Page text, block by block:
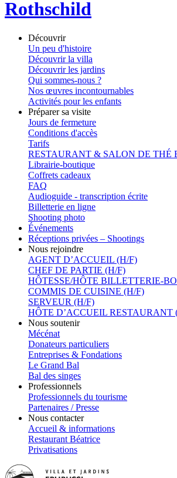
Découvrir
Un peu d'histoire
Découvrir la villa
Découvrir les jardins
Qui sommes-nous ?
Nos œuvres incontournables
Activités pour les enfants
Préparer sa visite
Jours de fermeture
Conditions d'accès
Tarifs
RESTAURANT & SALON DE THÉ
Librairie-boutique
Coffrets cadeaux
FAQ
Audioguide - transcription écrite
Billetterie en ligne
Shooting photo
Événements
Réceptions privées – Shootings
Nous rejoindre
AGENT D’ACCUEIL (H/F)
CHEF DE PARTIE (H/F)
HÔTESSE/HÔTE BILLETTERIE-
COMMIS DE CUISINE (H/F)
SERVEUR (H/F)
HÔTE D’ACCUEIL RESTAURANT
Nous soutenir
Mécénat
Donateurs particuliers
Entreprises & Fondations
Le Grand Bal
Bal des singes
Professionnels
Professionnels du tourisme
Partenaires / Presse
Nous contacter
Accueil & informations
Restaurant Béatrice
Privatisations